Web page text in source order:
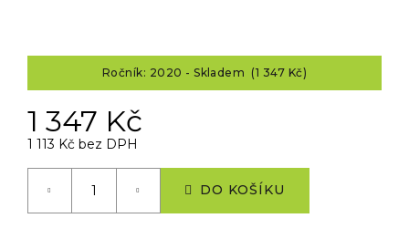
Ročník: 2020 - Skladem (1 347 Kč)
1 347 Kč
1 113 Kč bez DPH
DO KOŠÍKU
D
o
p
o
č